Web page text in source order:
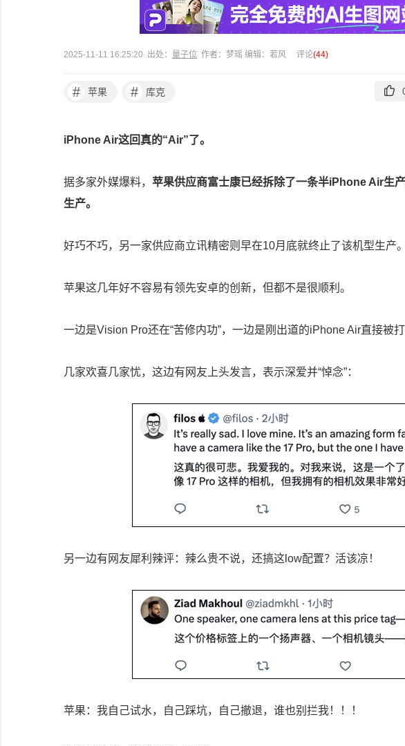
2025-11-11 16:25:20 出处： 量子位 作者：梦瑶 编辑：若风 评论(44)
# 苹果 # 库克
iPhone Air这回真的“Air”了。
据多家外媒爆料， 苹果供应商富士康已经拆除了一条半iPhone Air生
生产。
好巧不巧，另一家供应商立讯精密则早在10月底就终止了该机型生产。
苹果这几年好不容易有领先安卓的创新，但都不是很顺利。
一边是Vision Pro还在“苦修内功”，一边是刚出道的iPhone Air直接被
几家欢喜几家忧，这边有网友上头发言，表示深爱并“悼念”：
另一边有网友犀利辣评：辣么贵不说，还搞这low配置？活该凉！
苹果：我自己试水，自己踩坑，自己撤退，谁也别拦我！！！